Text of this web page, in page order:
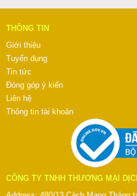
THÔNG TIN
Giới thiệu
Tuyển dụng
Tin tức
Đóng góp ý kiến
Liên hệ
Thông tin tài khoản
CÔNG TY TNHH THƯƠNG MẠI